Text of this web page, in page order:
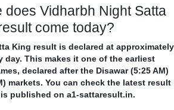
does Vidharbh Night Satta
come today?
King result is declared at approximately
day. This makes it one of the earliest
declared after the Disawar (5:25 AM)
markets. You can check the latest result
published on a1-sattaresult.in.